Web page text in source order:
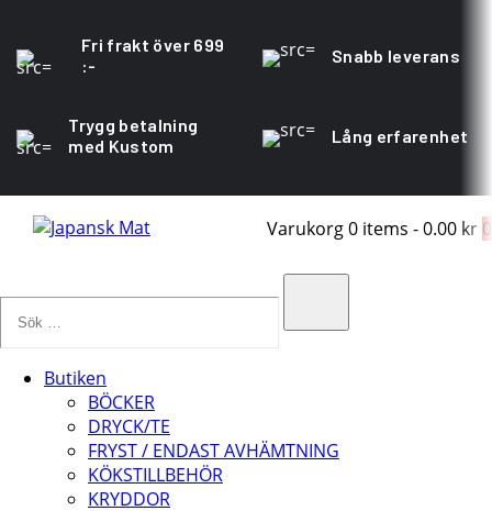
Fri frakt över 699
:-
Snabb leverans
Trygg betalning
med Kustom
Lång erfarenhet
Varukorg0 items -0.00 kr 0
Butiken
BÖCKER
DRYCK/TE
FRYST / ENDAST AVHÄMTNING
KÖKSTILLBEHÖR
KRYDDOR